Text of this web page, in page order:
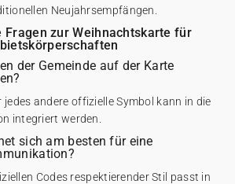
Neujahrsempfängen.
Fragen zur Weihnachtskarte für
der Gemeinde auf der Karte
andere offizielle Symbol kann in die
integriert werden.
sich am besten für eine
Codes respektierender Stil passt in